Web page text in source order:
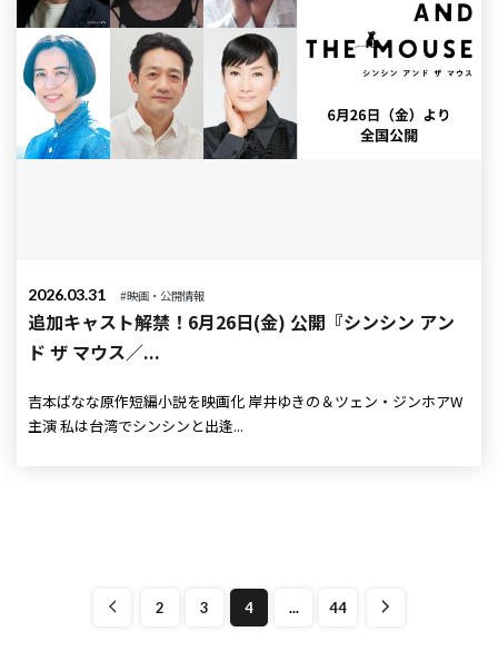
2026.03.31 #映画・公開情報
追加キャスト解禁！6月26日(金) 公開『シンシン アン
ド ザ マウス／...
吉本ばなな原作短編小説を映画化 岸井ゆきの＆ツェン・ジンホアW
主演 私は台湾でシンシンと出逢...
2 3 4 ... 44